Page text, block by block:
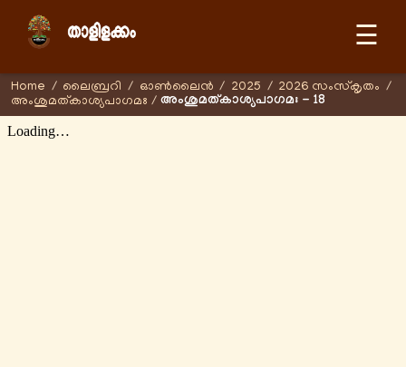
☰
Home / ലൈബ്രറി / ഓണ്‍ലൈന്‍ / 2025 / 2026 സംസ്കൃതം /
അംശുമത്കാശ്യപാഗമഃ / അംശുമത്കാശ്യപാഗമഃ - 18